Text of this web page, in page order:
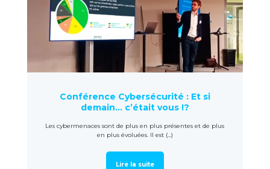
Conférence Cybersécurité : Et si
demain… c’était vous !?
Les cybermenaces sont de plus en plus présentes et de plus
en plus évoluées. Il est (...)
Lire la suite